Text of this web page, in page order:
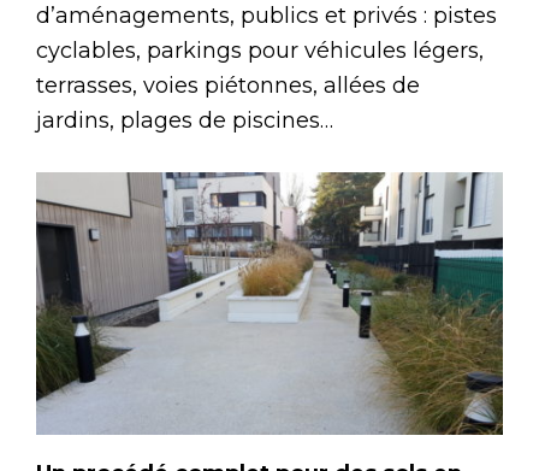
d’aménagements, publics et privés : pistes
cyclables, parkings pour véhicules légers,
terrasses, voies piétonnes, allées de
jardins, plages de piscines…